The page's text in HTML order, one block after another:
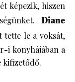
képezik, hiszen
Diane
tette le a voksát,
i konyhájában a
kifizetődő.